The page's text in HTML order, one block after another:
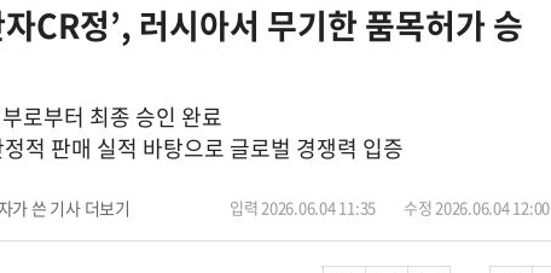
CR정’, 러시아서 무기한 품목허가 승
로부터 최종 승인 완료
적 판매 실적 바탕으로 글로벌 경쟁력 입증
가 쓴 기사 더보기 입력 2026.06.04 11:35 수정 2026.06.04 12:00